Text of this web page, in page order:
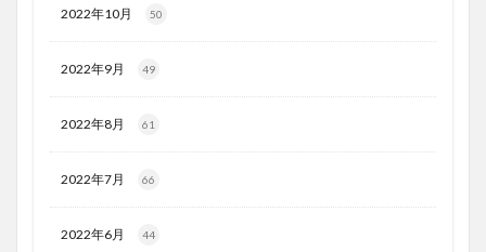
2022年10月 50
2022年9月 49
2022年8月 61
2022年7月 66
2022年6月 44